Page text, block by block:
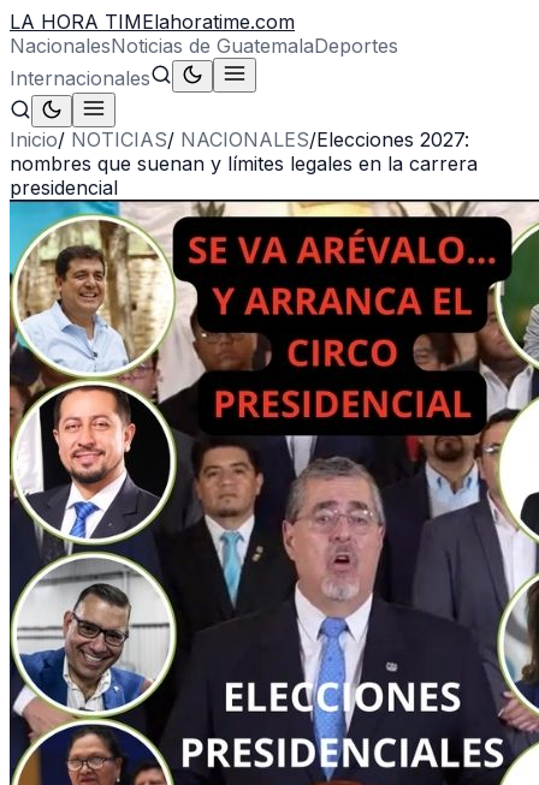
LA HORA TIMElahoratime.com
NacionalesNoticias de GuatemalaDeportes
Internacionales
Inicio/ NOTICIAS/ NACIONALES/Elecciones 2027:
nombres que suenan y límites legales en la carrera
presidencial